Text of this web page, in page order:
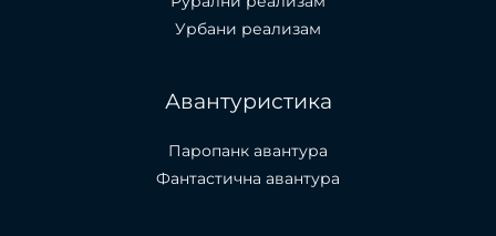
Урбани реализам
Авантуристика
Паропанк авантура
Фантастична авантура